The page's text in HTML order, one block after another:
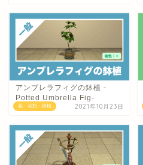
花・花瓶・鉢植
アンブレラフィグの鉢植 -
Potted Umbrella Fig-
2021年10月23日